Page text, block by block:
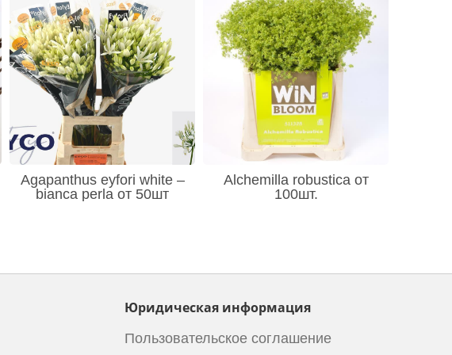
Agapanthus eyfori white –
bianca perla от 50шт
Alchemilla robustica от
100шт.
Юридическая информация
Пользовательское соглашение